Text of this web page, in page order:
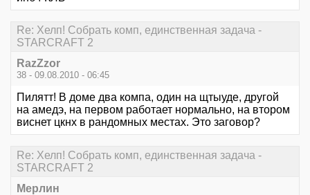
Re: Хелп! Собрать комп, единственная задача -
STARCRAFT 2
RazZzor
38 - 09.08.2010 - 06:45
Пилятт! В доме два компа, один на щтыуде, другой
на амедэ, на первом работает нормально, на втором
виснет цкнх в рандомных местах. Это заговор?
Re: Хелп! Собрать комп, единственная задача -
STARCRAFT 2
Мерлин